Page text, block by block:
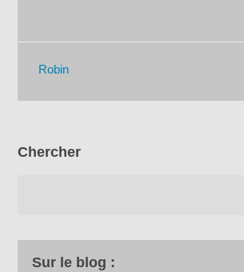
Robin
Chercher
Sur le blog :